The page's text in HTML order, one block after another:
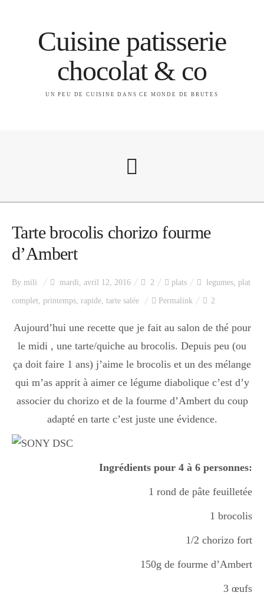
Cuisine patisserie
chocolat & co
UN PEU DE CUISINE DANS CE MONDE DE BRUTES
A propos
Catégories
Apéro
Entrée
Dessert
Tarte brocolis chorizo fourme
d’Ambert
By mili mardi, avril 12, 2016 2 plats legumes, plat
complet, printemps, rapide, tarte salée Permalink 2
Aujourd’hui une recette que je fait au salon de thé pour
le midi , une tarte/quiche au brocolis. Depuis peu (ou
ça doit faire 1 ans) j’aime le brocolis et un des mélange
qui m’as apprit à aimer ce légume diabolique c’est d’y
associer du chorizo et de la fourme d’Ambert du coup
adapté en tarte c’est juste une évidence.
Ingrédients pour 4 à 6 personnes:
1 rond de pâte feuilletée
1 brocolis
1/2 chorizo fort
150g de fourme d’Ambert
3 œufs